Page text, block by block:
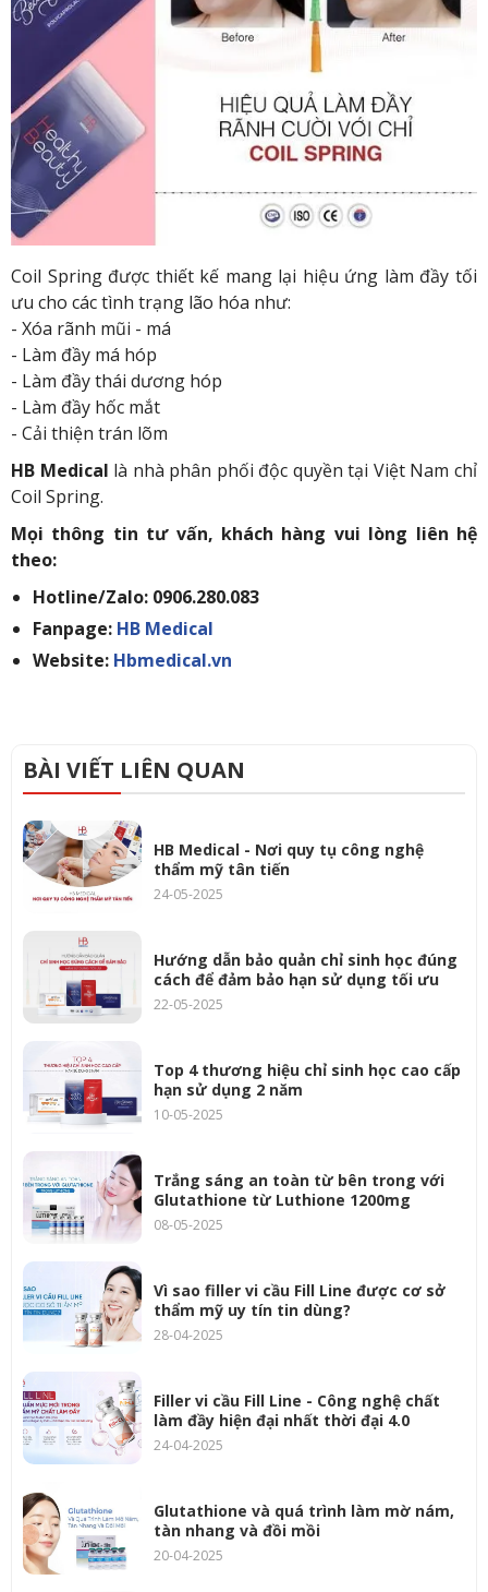
Coil Spring được thiết kế mang lại hiệu ứng làm đầy tối
ưu cho các tình trạng lão hóa như:
- Xóa rãnh mũi - má
- Làm đầy má hóp
- Làm đầy thái dương hóp
- Làm đầy hốc mắt
- Cải thiện trán lõm
HB Medical là nhà phân phối độc quyền tại Việt Nam chỉ
Coil Spring.
Mọi thông tin tư vấn, khách hàng vui lòng liên hệ
theo:
Hotline/Zalo: 0906.280.083
Fanpage: HB Medical
Website: Hbmedical.vn
BÀI VIẾT LIÊN QUAN
HB Medical - Nơi quy tụ công nghệ
thẩm mỹ tân tiến
24-05-2025
Hướng dẫn bảo quản chỉ sinh học đúng
cách để đảm bảo hạn sử dụng tối ưu
22-05-2025
Top 4 thương hiệu chỉ sinh học cao cấp
hạn sử dụng 2 năm
10-05-2025
Trắng sáng an toàn từ bên trong với
Glutathione từ Luthione 1200mg
08-05-2025
Vì sao filler vi cầu Fill Line được cơ sở
thẩm mỹ uy tín tin dùng?
28-04-2025
Filler vi cầu Fill Line - Công nghệ chất
làm đầy hiện đại nhất thời đại 4.0
24-04-2025
Glutathione và quá trình làm mờ nám,
tàn nhang và đồi mồi
20-04-2025